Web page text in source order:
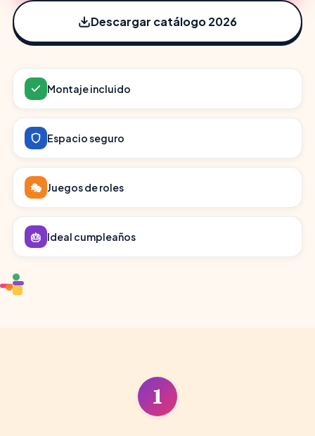
Descargar catálogo 2026
Montaje incluido
Espacio seguro
🎭 Juegos de roles
🎂 Ideal cumpleaños
1